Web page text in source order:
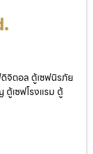
จิตอล ตู้เซฟนิรภัย
ตู้เซฟโรงแรม ตู้